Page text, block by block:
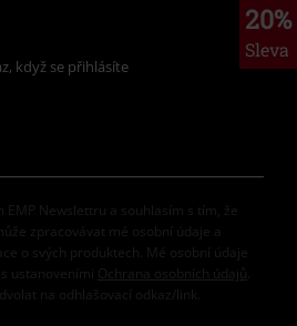
20%
Sleva
když se přihlásíte
EMP Newslettru a souhlasím s tím, že
zpracovávat mé osobní údaje a
o svých produktech. Mé osobní údaje
ustanoveními
Ochrana osobních údajů
na odhlašovací odkaz/link.